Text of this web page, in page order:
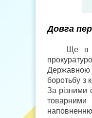
Довга
Ще в
Державною
боротьбу з
За різними
наповненню